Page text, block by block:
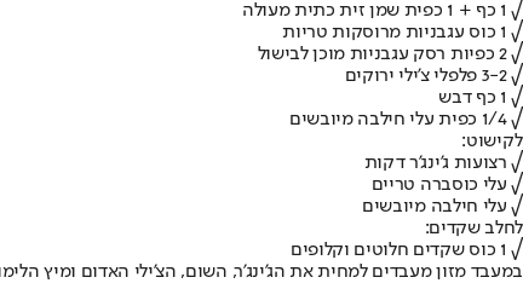
√ 1 כף + 1 כפית שמן זית כתית מעולה
√ 1 כוס עגבניות מרוסקות טריות
√ 2 כפיות רסק עגבניות מוכן לבישול
√ 3-2 פלפלי צ'ילי ירוקים
√ 1 כף דבש
√ 1/4 כפית עלי חילבה מיובשים
לקישוט:
√ רצועות ג'ינג'ר דקות
√ עלי כוסברה טריים
√ עלי חילבה מיובשים
לחלב שקדים:
√ 1 כוס שקדים חלוטים וקלופים